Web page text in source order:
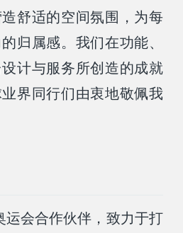
舒适的空间氛围，为每
归属感。我们在功能、
计与服务所创造的成就
界同行们由衷地敬佩我
运会合作伙伴，致力于打